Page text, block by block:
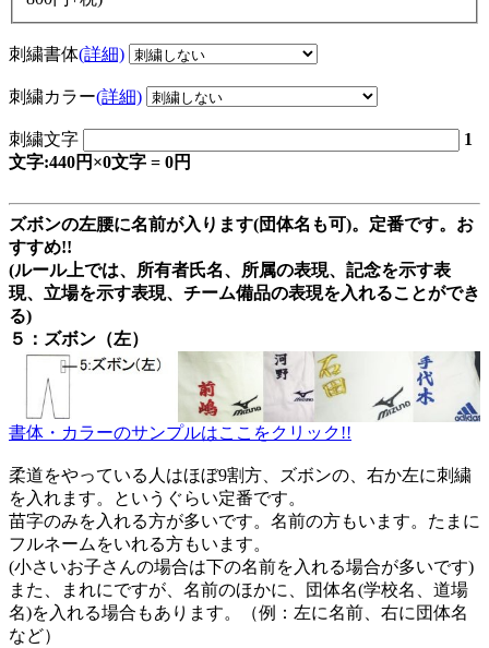
刺繍書体(詳細)
刺繍カラー(詳細)
刺繍文字
1
文字:440円×0文字 = 0円
ズボンの左腰に名前が入ります(団体名も可)。定番です。お
すすめ!!
(ルール上では、所有者氏名、所属の表現、記念を示す表
現、立場を示す表現、チーム備品の表現を入れることができ
る)
５：ズボン（左）
書体・カラーのサンプルはここをクリック!!
柔道をやっている人はほぼ9割方、ズボンの、右か左に刺繍
を入れます。というぐらい定番です。
苗字のみを入れる方が多いです。名前の方もいます。たまに
フルネームをいれる方もいます。
(小さいお子さんの場合は下の名前を入れる場合が多いです)
また、まれにですが、名前のほかに、団体名(学校名、道場
名)を入れる場合もあります。（例：左に名前、右に団体名
など）